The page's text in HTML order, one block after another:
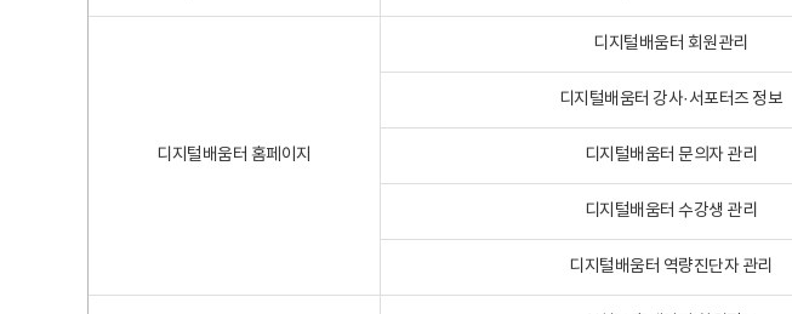
디지털배움터 홈페이지
디지털배움터 회원관리
디지털배움터 강사·서포터즈 정보
디지털배움터 문의자 관리
디지털배움터 수강생 관리
디지털배움터 역량진단자 관리